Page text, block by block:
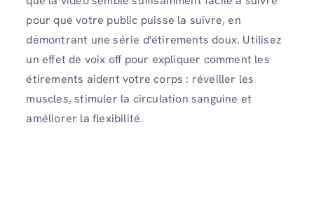
pour que votre public puisse la suivre, en
démontrant une série d'étirements doux. Utilisez
un effet de voix off pour expliquer comment les
étirements aident votre corps : réveiller les
muscles, stimuler la circulation sanguine et
améliorer la flexibilité.